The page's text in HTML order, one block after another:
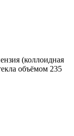
(коллоидная
объёмом 235